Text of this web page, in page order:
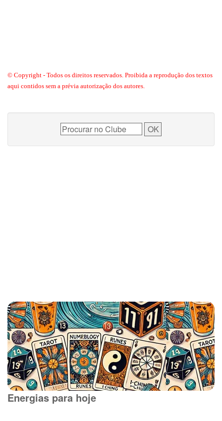
© Copyright - Todos os direitos reservados. Proibida a reprodução dos textos
aqui contidos sem a prévia autorização dos autores.
Energias para hoje